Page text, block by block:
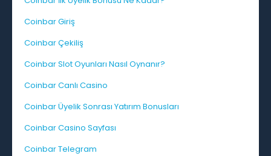
Coinbar Giriş
Coinbar Çekiliş
Coinbar Slot Oyunları Nasıl Oynanır?
Coinbar Canlı Casino
Coinbar Üyelik Sonrası Yatırım Bonusları
Coinbar Casino Sayfası
Coinbar Telegram